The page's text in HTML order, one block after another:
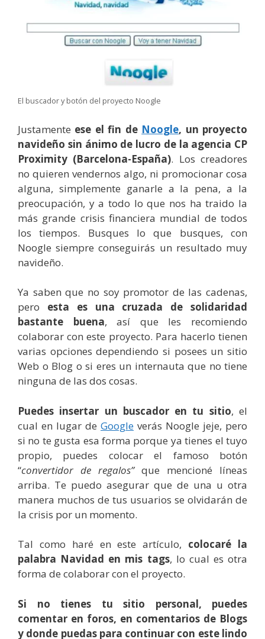
El buscador y botón del proyecto Noogle
Justamente ese el fin de Noogle, un proyecto
navideño sin ánimo de lucro de la agencia CP
Proximity (Barcelona-España). Los creadores
no quieren vendernos algo, ni promocionar cosa
alguna, simplemente ganarle a la pena, a la
preocupación, y a todo lo que nos ha traido la
más grande crisis financiera mundial de todos
los tiempos. Busques lo que busques, con
Noogle siempre conseguirás un resultado muy
navideño.
Ya saben que no soy promotor de las cadenas,
pero esta es una cruzada de solidaridad
bastante buena, así que les recomiendo
colaborar con este proyecto. Para hacerlo tienen
varias opciones dependiendo si posees un sitio
Web o Blog o si eres un internauta que no tiene
ninguna de las dos cosas.
Puedes insertar un buscador en tu sitio, el
cual en lugar de Google verás Noogle jeje, pero
si no te gusta esa forma porque ya tienes el tuyo
propio, puedes colocar el famoso botón
“convertidor de regalos”que mencioné líneas
arriba. Te puedo asegurar que de una u otra
manera muchos de tus usuarios se olvidarán de
la crisis por un momento.
Tal como haré en este artículo, colocaré la
palabra Navidad en mis tags, lo cual es otra
forma de colaborar con el proyecto.
Si no tienes tu sitio personal, puedes
comentar en foros, en comentarios de Blogs
y donde puedas para continuar con este lindo